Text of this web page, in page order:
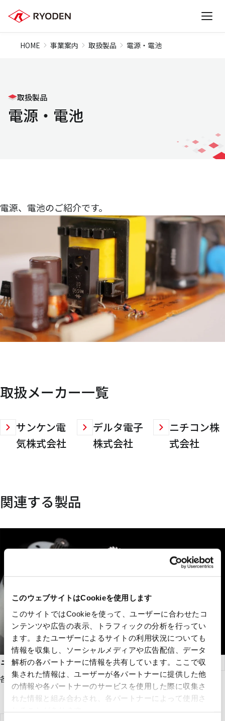
このウェブサイトはCookieを使用します
このサイトではCookieを使って、ユーザーに合わせたコ
ンテンツや広告の表示、トラフィックの分析を行ってい
ます。またユーザーによるサイトの利用状況についても
情報を収集し、ソーシャルメディアや広告配信、データ
解析の各パートナーに情報を共有しています。ここで収
集された情報は、ユーザーが各パートナーに提供した他
の情報や各パートナーのサービスを使用した際に収集さ
れた情報と組み合わされ、各パートナーによって使用さ
HOME 事業案内 取扱製品 電源・電池
取扱製品
電源・電池
電源、電池のご紹介です。
取扱メーカー一覧
サンケン電
気株式会社
デルタ電子
株式会社
ニチコン株
式会社
関連する製品
モーター
各種モーターのご紹介です。